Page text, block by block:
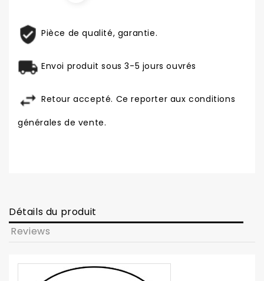
Pièce de qualité, garantie.
Envoi produit sous 3-5 jours ouvrés
Retour accepté. Ce reporter aux conditions
générales de vente.
Détails du produit
Reviews